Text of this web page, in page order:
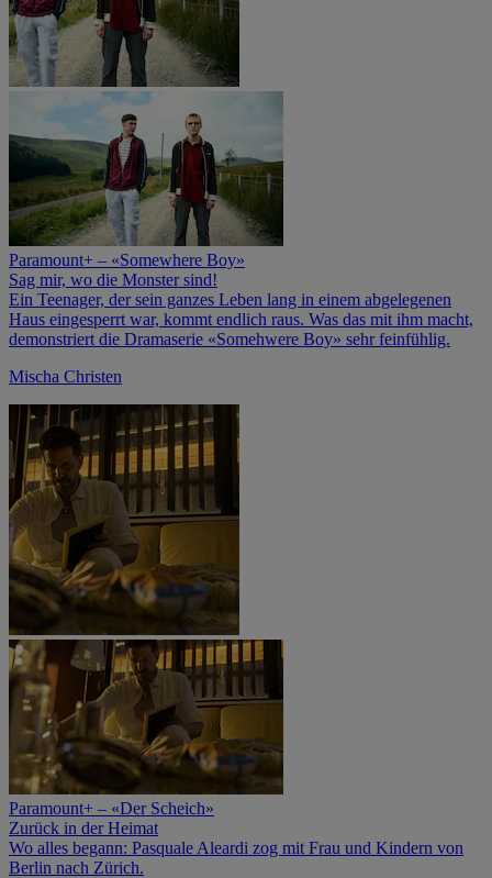
Paramount+ – «Somewhere Boy»
Sag mir, wo die Monster sind!
Ein Teenager, der sein ganzes Leben lang in einem abgelegenen
Haus eingesperrt war, kommt endlich raus. Was das mit ihm macht,
demonstriert die Dramaserie «Somehwere Boy» sehr feinfühlig.
Mischa Christen
Paramount+ – «Der Scheich»
Zurück in der Heimat
Wo alles begann: Pasquale Aleardi zog mit Frau und Kindern von
Berlin nach Zürich.